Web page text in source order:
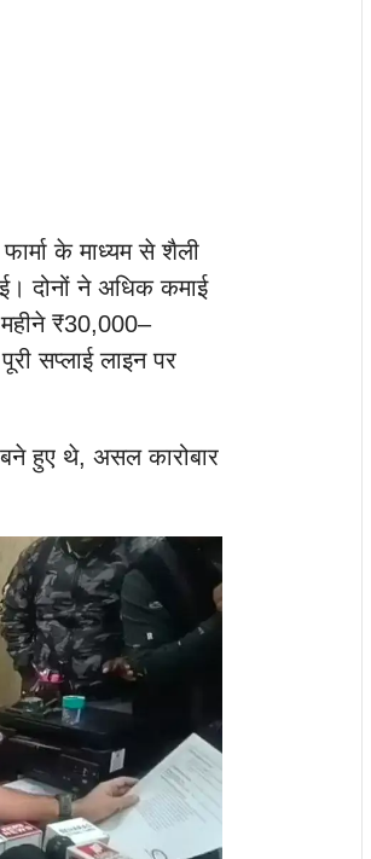
के माध्यम से शैली
दोनों ने अधिक कमाई
₹30,000–
सप्लाई लाइन पर
बने हुए थे, असल कारोबार